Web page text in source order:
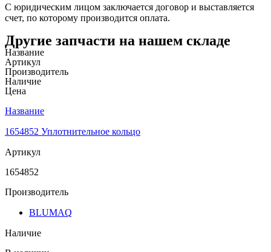
С юридическим лицом заключается договор и выставляется
счет, по которому производится оплата.
Другие запчасти на нашем складе
Название
Артикул
Производитель
Наличие
Цена
Название
1654852 Уплотнительное кольцо
Артикул
1654852
Производитель
BLUMAQ
Наличие